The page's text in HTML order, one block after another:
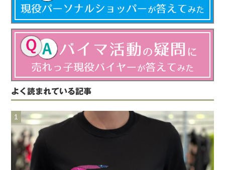
よく読まれている記事